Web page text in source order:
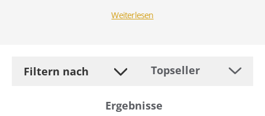
Weiterlesen
Filtern nach
Ergebnisse